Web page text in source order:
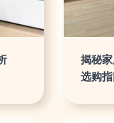
揭秘
选购